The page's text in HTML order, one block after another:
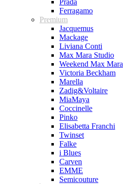
Prada
Ferragamo
Premium
Jacquemus
Mackage
Liviana Conti
Max Mara Studio
Weekend Max Mara
Victoria Beckham
Marella
Zadig&Voltaire
MiaMaya
Coccinelle
Pinko
Elisabetta Franchi
Twinset
Falke
i Blues
Carven
EMME
Semicouture